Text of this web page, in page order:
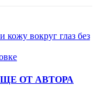
кожу вокруг глаз без
ОТ АВТОРА